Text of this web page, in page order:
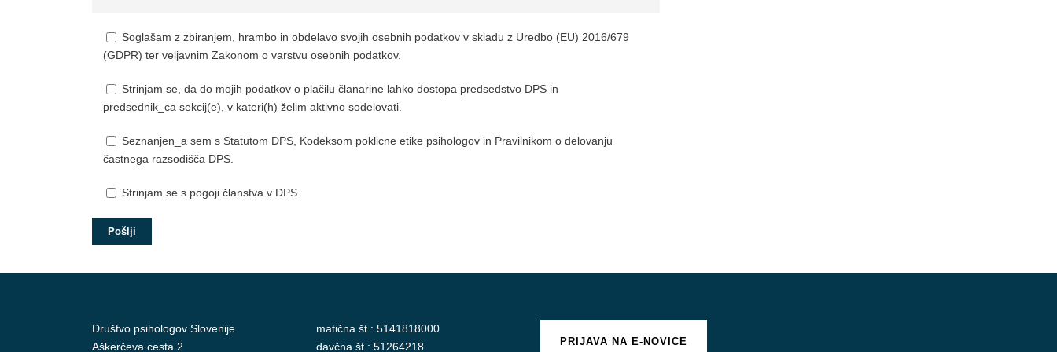
Soglašam z zbiranjem, hrambo in obdelavo svojih osebnih podatkov v skladu z Uredbo (EU) 2016/679
(GDPR) ter veljavnim Zakonom o varstvu osebnih podatkov.
Strinjam se, da do mojih podatkov o plačilu članarine lahko dostopa predsedstvo DPS in
predsednik_ca sekcij(e), v kateri(h) želim aktivno sodelovati.
Seznanjen_a sem s Statutom DPS, Kodeksom poklicne etike psihologov in Pravilnikom o delovanju
častnega razsodišča DPS.
Strinjam se s pogoji članstva v DPS.
Društvo psihologov Slovenije
Aškerčeva cesta 2
matična št.: 5141818000
davčna št.: 51264218
PRIJAVA NA E-NOVICE